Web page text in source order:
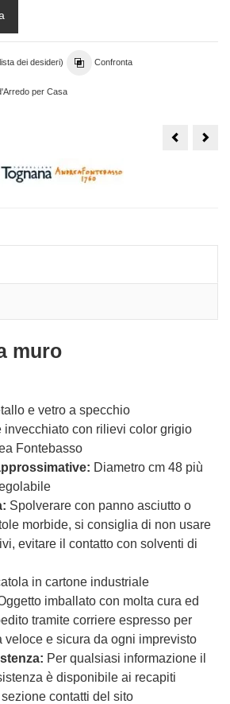
dei desideri) Confronta
per Casa
Vassoio
muro
e vetro a specchio
invecchiato con rilievi color grigio
Fontebasso
Diametro cm 48 più
Spolverare con panno asciutto o
morbide, si consiglia di non usare
evitare il contatto con solventi di
in cartone industriale
imballato con molta cura ed
tramite corriere espresso per
veloce e sicura da ogni imprevisto
Per qualsiasi informazione il
è disponibile ai recapiti
contatti del sito